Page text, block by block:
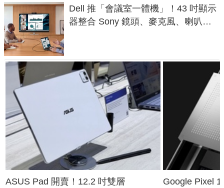
Dell 推「會議室一體機」！43 吋顯示
器整合 Sony 鏡頭、麥克風、喇叭，
ASUS Pad 開賣！12.2 吋雙層
Google Pixel